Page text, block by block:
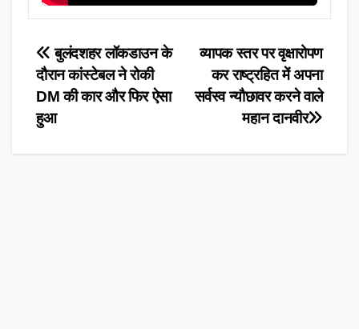
Post
navigation
व्यापक स्तर पर वृक्षारोपण
कर राष्ट्रहित में अपना
सर्वस्व न्यौछावर करने वाले
महान दानवीर
बुलंदशहर लॉकडाउन के
दौरान कांस्टेबल ने रोकी
DM की कार और फिर ऐसा
हुआ